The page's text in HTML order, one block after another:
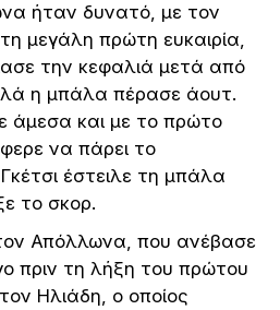
ήταν δυνατό, με τον
μεγάλη πρώτη ευκαιρία,
την κεφαλιά μετά από
η μπάλα πέρασε άουτ.
άμεσα και με το πρώτο
να πάρει το
έστειλε τη μπάλα
το σκορ.
Απόλλωνα, που ανέβασε
πριν τη λήξη του πρώτου
Ηλιάδη, ο οποίος